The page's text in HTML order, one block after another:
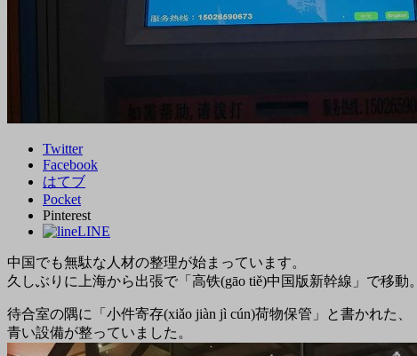
Twitter
Facebook
はてブ
Pocket
Pinterest
LINE
中国でも無駄な人材の整理が始まっています。
久しぶりに上海から出張で「高铁(gāo tiě)中国版新幹線」で移動。
待合室の隅に「小件寄存(xiǎo jiàn jì cún)荷物保管」と書かれた、
青い設備が整っていました。